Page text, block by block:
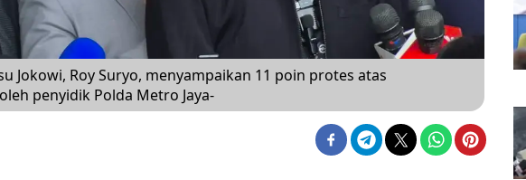
Jokowi, Roy Suryo, menyampaikan 11 poin protes atas
penyidik Polda Metro Jaya-